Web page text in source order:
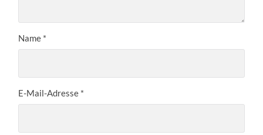
Name *
E-Mail-Adresse *